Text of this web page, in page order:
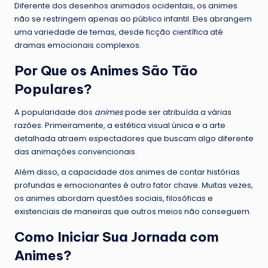
Diferente dos desenhos animados ocidentais, os animes
não se restringem apenas ao público infantil. Eles abrangem
uma variedade de temas, desde ficção científica até
dramas emocionais complexos.
Por Que os Animes São Tão
Populares?
A popularidade dos animespode ser atribuída a várias
razões. Primeiramente, a estética visual única e a arte
detalhada atraem espectadores que buscam algo diferente
das animações convencionais.
Além disso, a capacidade dos animes de contar histórias
profundas e emocionantes é outro fator chave. Muitas vezes,
os animes abordam questões sociais, filosóficas e
existenciais de maneiras que outros meios não conseguem.
Como Iniciar Sua Jornada com
Animes?